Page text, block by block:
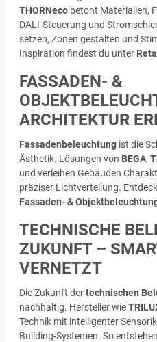
THORNeco betont Materialien,
DALI-Steuerung und
setzen, Zonen gestalten und
Inspiration findest du unter
FASSADEN- &
ARCHITEKTUR
Fassadenbeleuchtung ist die
Ästhetik. Lösungen von BEGA,
und verleihen Gebäuden
präziser Lichtverteilung.
Fassaden- &
TECHNISCHE
ZUKUNFT –
VERNETZT
Die Zukunft dertechnischen
nachhaltig. Hersteller wie
Technik mit intelligenter
Building-Systemen. So